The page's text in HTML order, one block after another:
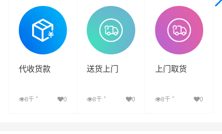
查看详细 查看详细 查看详细
代收货款
8千 + 0
送货上门
8千+ 0
上门取货
8千 + 0